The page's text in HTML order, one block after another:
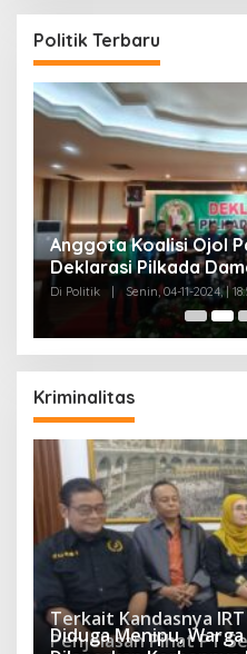
Politik Terbaru
Anggota Koalisi Ojol
Deklarasi Pilkada
Di Politik Senin, 04-11-2024, |
Kriminalitas
Terkait Kandasnya
Penjelasan Pihat PT
Diduga Menipu,